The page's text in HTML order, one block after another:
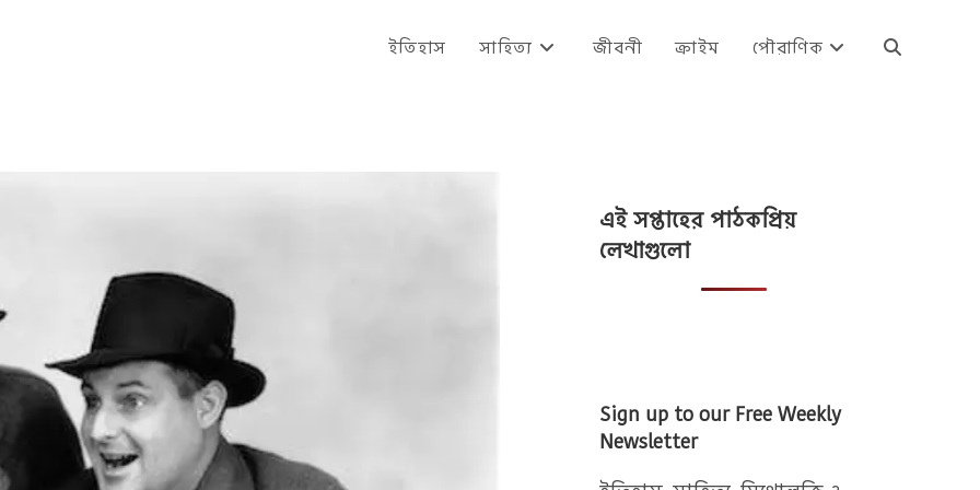
ইতিহাস সাহিত্য জীবনী ক্রাইম পৌরাণিক Toggle
এই সপ্তাহের পাঠকপ্রিয়
লেখাগুলো
Sign up to our Free Weekly
Newsletter